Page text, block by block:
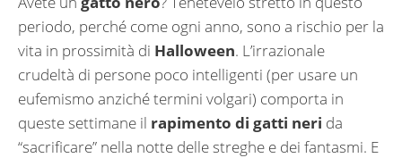
periodo, perché come ogni anno, sono a rischio per la
vita in prossimità di Halloween. L’irrazionale
crudeltà di persone poco intelligenti (per usare un
eufemismo anziché termini volgari) comporta in
queste settimane il rapimento di gatti neri da
“sacrificare” nella notte delle streghe e dei fantasmi. E